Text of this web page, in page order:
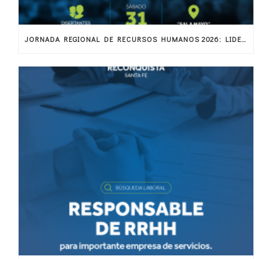
JORNADA REGIONAL DE RECURSOS HUMANOS 2026: LIDERAZGO, BIENESTAR Y TECNOLOGÍA EN LA NUEVA ERA DEL TALENTO